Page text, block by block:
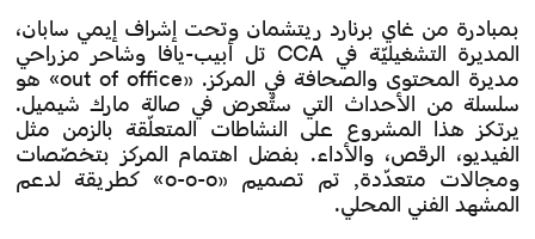
بمبادرة من غاي برنارد ريتشمان وتحت إشراف إيمي سابان،
المديرة التشغيليّة في CCA تل أبيب-يافا وشاحر مزراحي
مديرة المحتوى والصحافة في المركز. «out of office» هو
سلسلة من الأحداث التي ستُعرض في صالة مارك شيميل.
يرتكز هذا المشروع على النشاطات المتعلّقة بالزمن مثل
الفيديو، الرقص، والأداء. بفضل اهتمام المركز بتخصّصات
ومجالات متعدّدة, تم تصميم «o-o-o» كطريقة لدعم
المشهد الفني المحلي.